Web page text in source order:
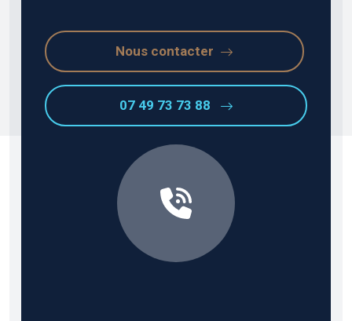
Nous contacter
07 49 73 73 88